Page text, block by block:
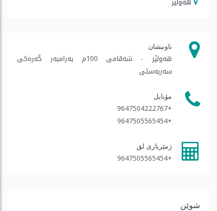
ناونیشان
هەولێر - شەقامی 100م بەرامبەر گەرەکی
سەربەستی
مۆبایل
+9647504222767
+9647505565454
ژمێریاری لق
+9647505565454
شوێن